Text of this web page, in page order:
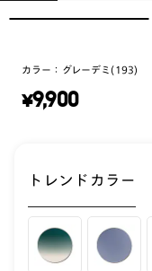
カラー： グレーデミ(193)
¥9,900
トレンドカラー